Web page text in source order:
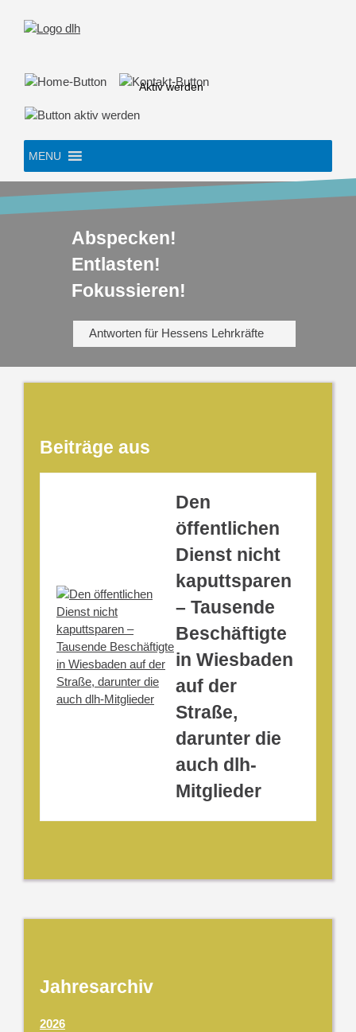
Aktiv werden
MENU
Abspecken!
Entlasten!
Fokussieren!
Antworten für Hessens Lehrkräfte
Beiträge aus
Den
öffentlichen
Dienst nicht
kaputtsparen
– Tausende
Beschäftigte
in Wiesbaden
auf der
Straße,
darunter die
auch dlh-
Mitglieder
Jahresarchiv
2026